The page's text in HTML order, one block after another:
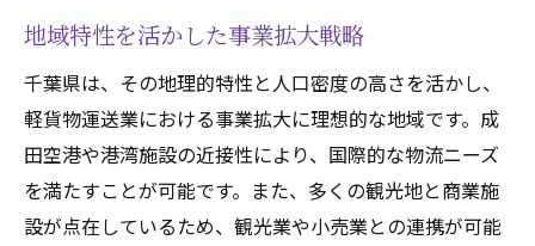
地域特性を活かした事業拡大戦略
千葉県は、その地理的特性と人口密度の高さを活かし、
軽貨物運送業における事業拡大に理想的な地域です。成
田空港や港湾施設の近接性により、国際的な物流ニーズ
を満たすことが可能です。また、多くの観光地と商業施
設が点在しているため、観光業や小売業との連携が可能